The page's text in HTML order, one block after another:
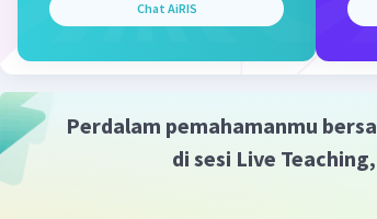
Sel adalah satu kesatuan yang
Jadi jawbaannya adalah sel.
Beri Rating
Chat AiRIS
Perdalam pemahamanmu
di sesi Live Teaching,